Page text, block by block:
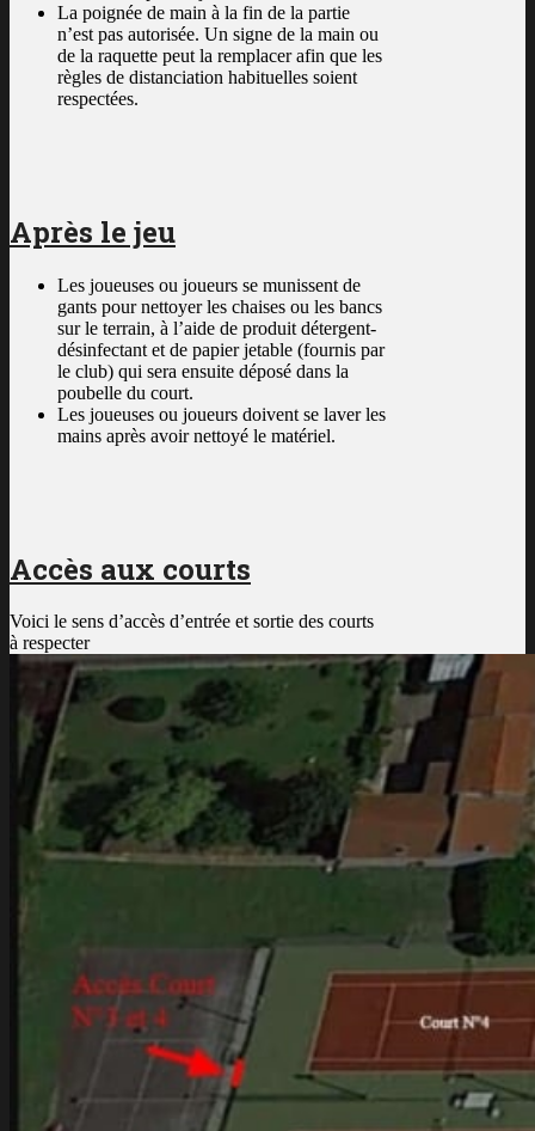
La poignée de main à la fin de la partie
n’est pas autorisée. Un signe de la main ou
de la raquette peut la remplacer afin que les
règles de distanciation habituelles soient
respectées.
Après le jeu
Les joueuses ou joueurs se munissent de
gants pour nettoyer les chaises ou les bancs
sur le terrain, à l’aide de produit détergent-
désinfectant et de papier jetable (fournis par
le club) qui sera ensuite déposé dans la
poubelle du court.
Les joueuses ou joueurs doivent se laver les
mains après avoir nettoyé le matériel.
Accès aux courts
Voici le sens d’accès d’entrée et sortie des courts
à respecter